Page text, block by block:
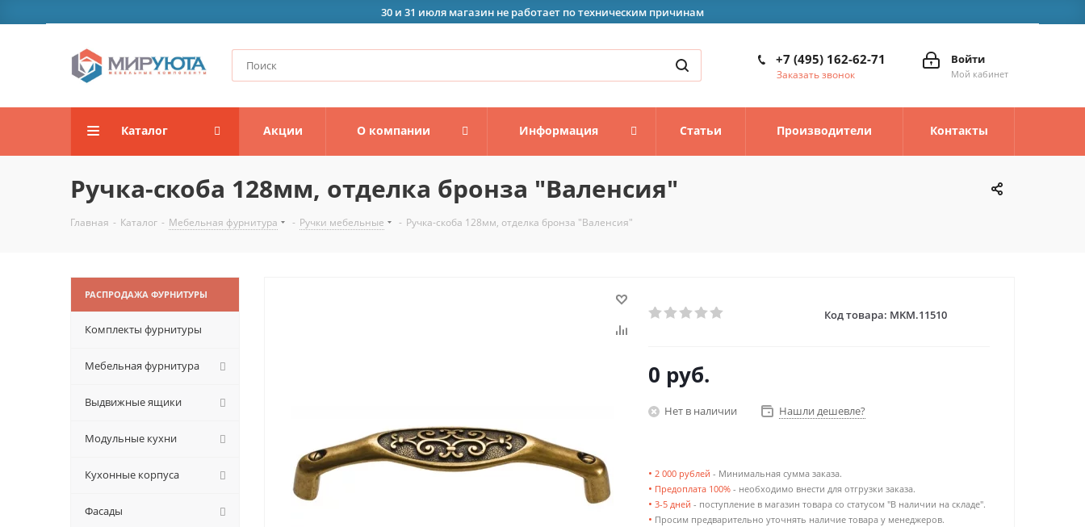
30 и 31 июля магазин не работает по техническим причинам
Войти
Мой кабинет
+7 (495) 162-62-71
Заказать звонок
Каталог Акции О компании Информация Статьи Производители Контакты
Ручка-скоба 128мм, отделка бронза "Валенсия"
Главная - Каталог - Мебельная фурнитура - Ручки мебельные - Ручка-скоба 128мм, отделка бронза "Валенсия"
Код товара: MKM.11510
0 руб.
Нет в наличии Нашли дешевле?
• 2 000 рублей - Минимальная сумма заказа.
• Предоплата 100% - необходимо внести для отгрузки заказа.
• 3-5 дней - поступление в магазин товара со статусом "В наличии на складе".
• Просим предварительно уточнять наличие товара у менеджеров.
РАСПРОДАЖА ФУРНИТУРЫ
Комплекты фурнитуры
Мебельная фурнитура
Выдвижные ящики
Модульные кухни
Кухонные корпуса
Фасады